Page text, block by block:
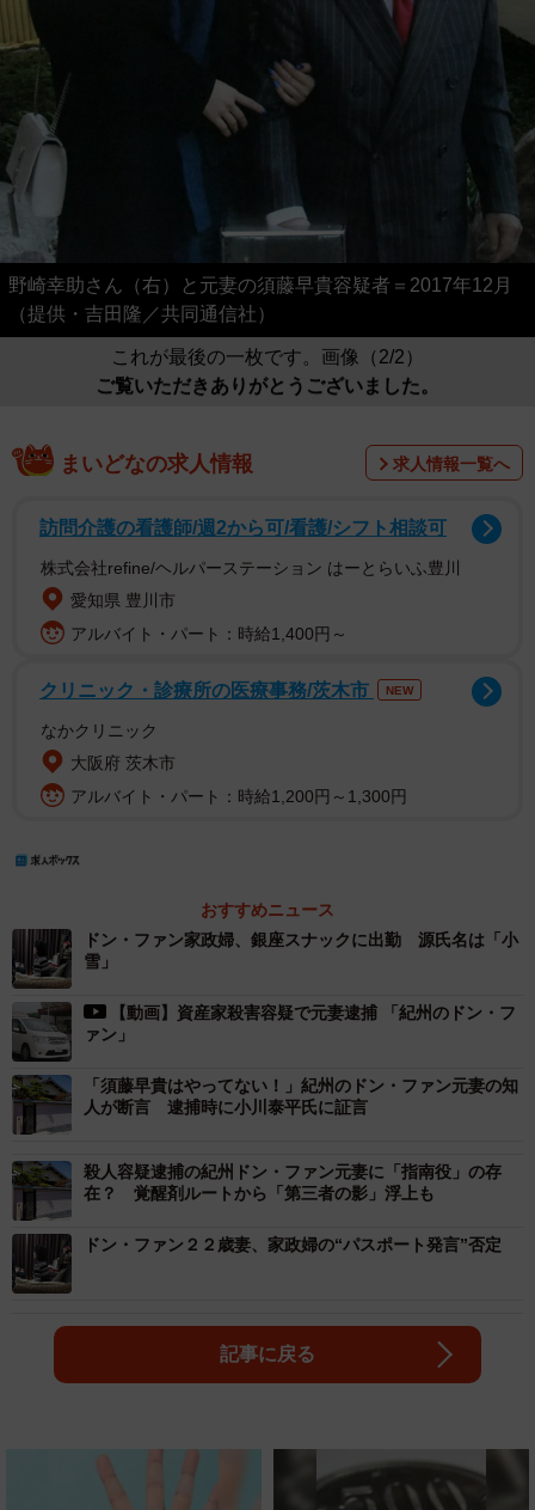
野崎幸助さん（右）と元妻の須藤早貴容疑者＝2017年12月
（提供・吉田隆／共同通信社）
これが最後の一枚です。画像（2/2）
ご覧いただきありがとうございました。
まいどなの求人情報 求人情報一覧へ
訪問介護の看護師/週2から可/看護/シフト相談可
株式会社refine/ヘルパーステーション はーとらいふ豊川
愛知県 豊川市
アルバイト・パート：時給1,400円～
クリニック・診療所の医療事務/茨木市 NEW
なかクリニック
大阪府 茨木市
アルバイト・パート：時給1,200円～1,300円
おすすめニュース
ドン・ファン家政婦、銀座スナックに出勤 源氏名は「小
雪」
【動画】資産家殺害容疑で元妻逮捕 「紀州のドン・フ
ァン」
「須藤早貴はやってない！」紀州のドン・ファン元妻の知
人が断言 逮捕時に小川泰平氏に証言
殺人容疑逮捕の紀州ドン・ファン元妻に「指南役」の存
在？ 覚醒剤ルートから「第三者の影」浮上も
ドン・ファン２２歳妻、家政婦の“パスポート発言”否定
記事に戻る